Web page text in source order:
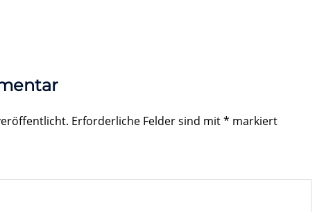
Erforderliche Felder sind mit* markiert